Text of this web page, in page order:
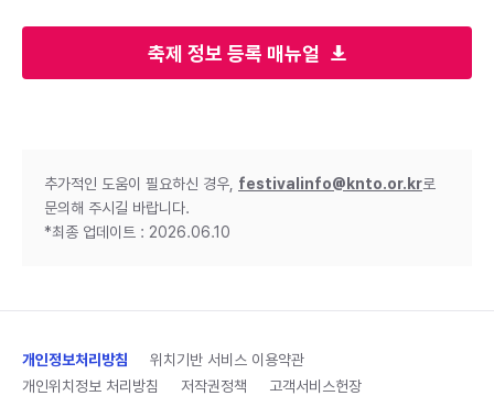
축제 정보 등록 매뉴얼
추가적인 도움이 필요하신 경우, festivalinfo@knto.or.kr로
문의해 주시길 바랍니다.
*최종 업데이트 : 2026.06.10
개인정보처리방침
위치기반 서비스 이용약관
개인위치정보 처리방침
저작권정책 고객서비스헌장